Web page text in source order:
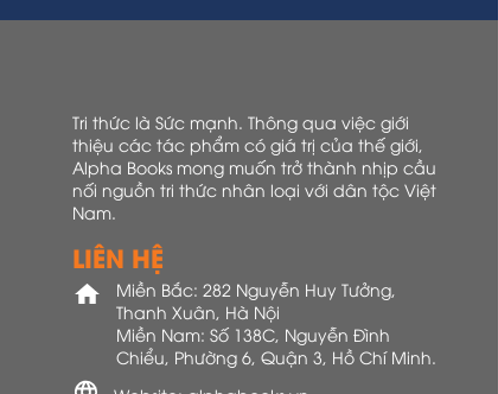
Tri thức là Sức mạnh. Thông qua việc giới
thiệu các tác phẩm có giá trị của thế giới,
Alpha Books mong muốn trở thành nhịp cầu
nối nguồn tri thức nhân loại với dân tộc Việt
Nam.
LIÊN HỆ
Miền Bắc: 282 Nguyễn Huy Tưởng,
Thanh Xuân, Hà Nội
Miền Nam: Số 138C, Nguyễn Đình
Chiểu, Phường 6, Quận 3, Hồ Chí Minh.